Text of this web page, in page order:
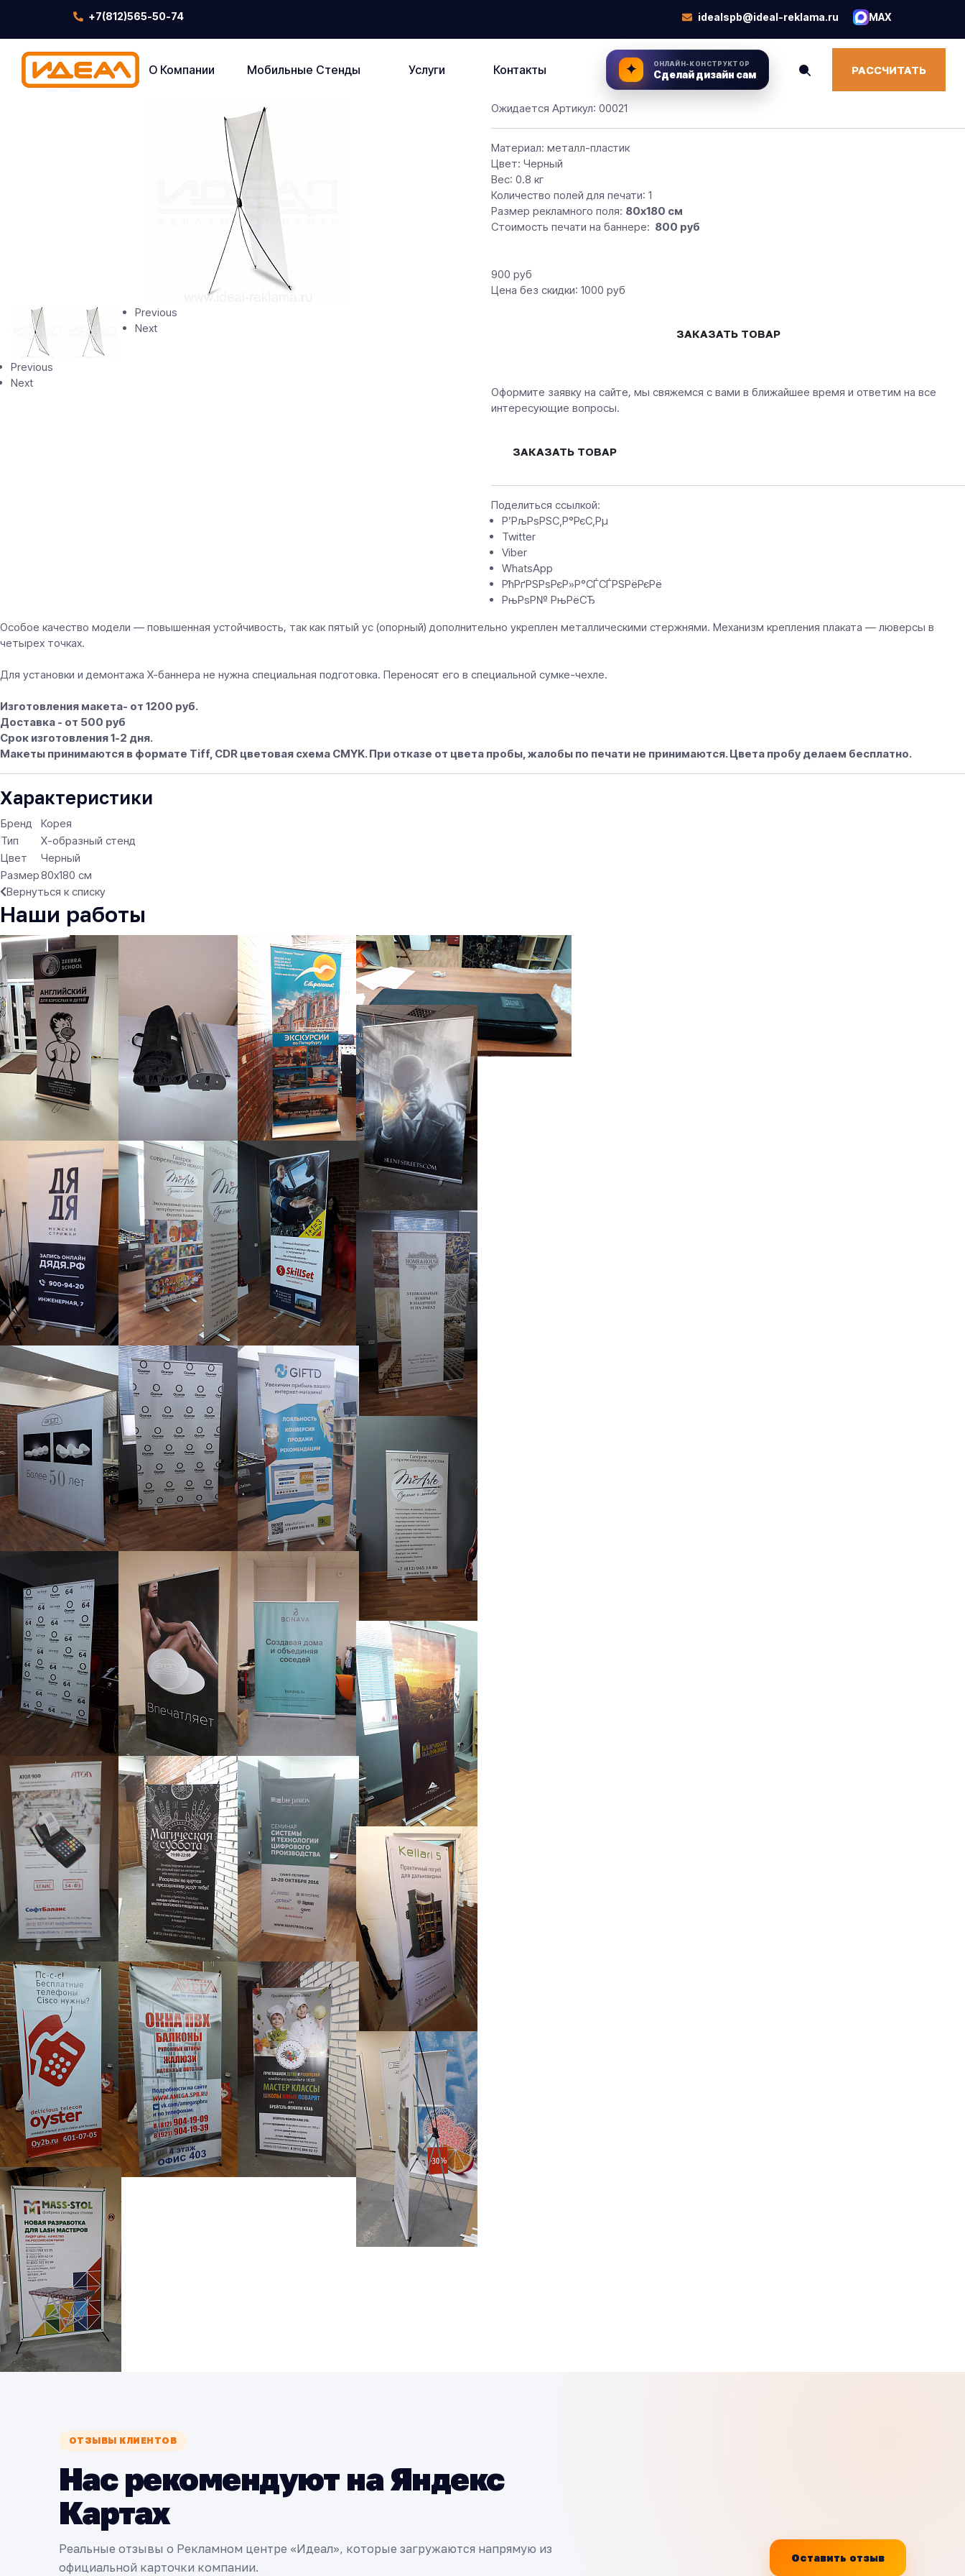
+7(812)565-50-74 idealspb@ideal-reklama.ru MAX
О Компании Мобильные Стенды Услуги Контакты ✦ ОНЛАЙН-КОНСТРУКТОР
Сделай дизайн сам РАССЧИТАТЬ
Previous
Next
Previous
Next
Ожидается Артикул: 00021
Материал: металл-пластик
Цвет: Черный
Вес: 0.8 кг
Количество полей для печати: 1
Размер рекламного поля: 80х180 см
Стоимость печати на баннере: 800 руб
900 руб
Цена без скидки: 1000 руб
ЗАКАЗАТЬ ТОВАР
Оформите заявку на сайте, мы свяжемся с вами в ближайшее время и ответим на все
интересующие вопросы.
ЗАКАЗАТЬ ТОВАР
Поделиться ссылкой:
Р’РљРѕРЅС‚Р°РєС‚Рµ
Twitter
Viber
WhatsApp
РћРґРЅРѕРєР»Р°СЃСЃРЅРёРєРё
РњРѕР№ РњРёСЂ
Особое качество модели — повышенная устойчивость, так как пятый ус (опорный) дополнительно укреплен металлическими стержнями. Механизм крепления плаката — люверсы в
четырех точках.
Для установки и демонтажа X-баннера не нужна специальная подготовка. Переносят его в специальной сумке-чехле.
Изготовления макета- от 1200 руб.
Доставка - от 500 руб
Срок изготовления 1-2 дня.
Макеты принимаются в формате Tiff, CDR цветовая схема CMYK. При отказе от цвета пробы, жалобы по печати не принимаются. Цвета пробу делаем бесплатно.
Характеристики
Бренд
Корея
Тип
Х-образный стенд
Цвет
Черный
Размер80х180 см
Вернуться к списку
Наши работы
ОТЗЫВЫ КЛИЕНТОВ
Нас рекомендуют на Яндекс
Картах
Реальные отзывы о Рекламном центре «Идеал», которые загружаются напрямую из
официальной карточки компании.
Оставить отзыв